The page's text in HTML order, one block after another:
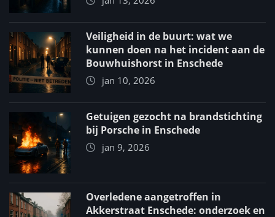
Veiligheid in de buurt: wat we
kunnen doen na het incident aan de
Bouwhuishorst in Enschede
jan 10, 2026
Getuigen gezocht na brandstichting
bij Porsche in Enschede
jan 9, 2026
Overledene aangetroffen in
Akkerstraat Enschede: onderzoek en